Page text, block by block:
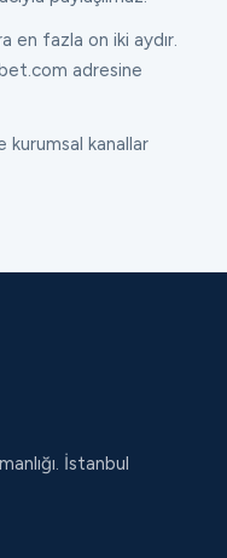
en fazla on iki aydır.
adresine
kurumsal kanallar
İstanbul